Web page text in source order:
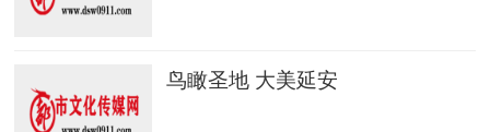
鸟瞰圣地 大美延安